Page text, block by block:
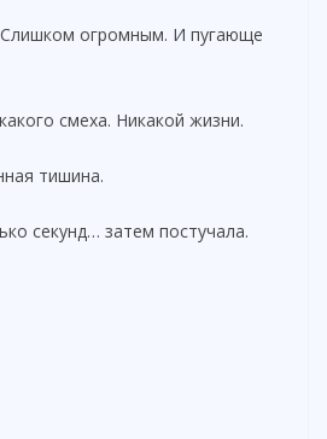
огромным. И пугающе
смеха. Никакой жизни.
тишина.
секунд… затем постучала.